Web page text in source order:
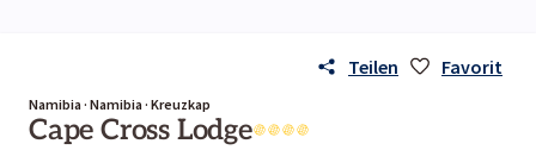
Teilen Favorit
Namibia · Namibia · Kreuzkap
Cape Cross Lodge